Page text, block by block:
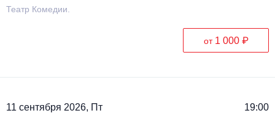
Театр Комедии.
от 1 000 ₽
11 сентября 2026, Пт 19:00